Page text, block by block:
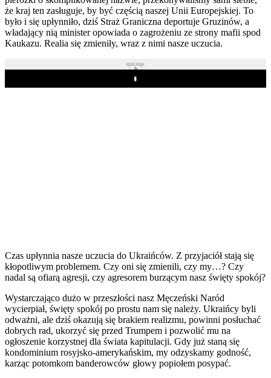
że kraj ten zasługuje, by być częścią naszej Unii Europejskiej. To
było i się upłynniło, dziś Straż Graniczna deportuje Gruzinów, a
władający nią minister opowiada o zagrożeniu ze strony mafii spod
Kaukazu. Realia się zmieniły, wraz z nimi nasze uczucia.
REKLAMA
Play
Czas upłynnia nasze uczucia do Ukraińców. Z przyjaciół stają się
kłopotliwym problemem. Czy oni się zmienili, czy my…? Czy
nadal są ofiarą agresji, czy agresorem burzącym nasz święty spokój?
Wystarczająco dużo w przeszłości nasz Męczeński Naród
wycierpiał, święty spokój po prostu nam się należy. Ukraińcy byli
odważni, ale dziś okazują się brakiem realizmu, powinni posłuchać
dobrych rad, ukorzyć się przed Trumpem i pozwolić mu na
ogłoszenie korzystnej dla świata kapitulacji. Gdy już staną się
kondominium rosyjsko-amerykańskim, my odzyskamy godność,
karząc potomkom banderowców głowy popiołem posypać.